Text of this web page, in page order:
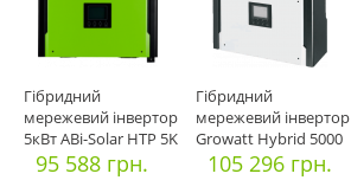
Гібридний
мережевий інвертор
5кВт ABi-Solar HTP 5K
95 588 грн.
Гібридний
мережевий інвертор
Growatt Hybrid 5000
HY105 296 грн.